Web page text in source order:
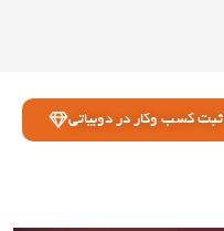
ثبت کسب وکار در دوبیاتی